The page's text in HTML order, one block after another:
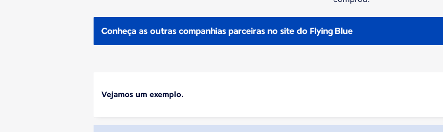
Conheça as outras companhias parceiras no site do Flying Blue
Vejamos um exemplo.